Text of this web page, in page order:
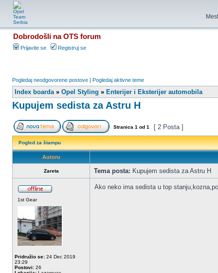
Dobrodošli na OTS forum
Prijavite se Registruj se
Pogledaj neodgovorene postove | Pogledaj aktivne teme
Index boarda» Opel Styling » Enterijer i Eksterijer automobila
Kupujem sedista za Astru H
Stranica 1 od 1 [ 2 Posta ]
Pogled za štampu
Autoru
Zareta Tema posta: Kupujem sedista za Astru H
1st Gear
Pridružio se: 24 Dec 2019
23:29
Postovi: 26
Ako neko ima sedista u top